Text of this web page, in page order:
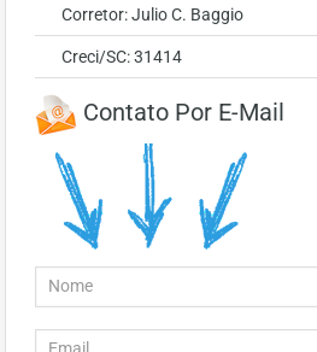
Corretor: Julio C. Baggio
Creci/SC: 31414
Contato Por E-Mail